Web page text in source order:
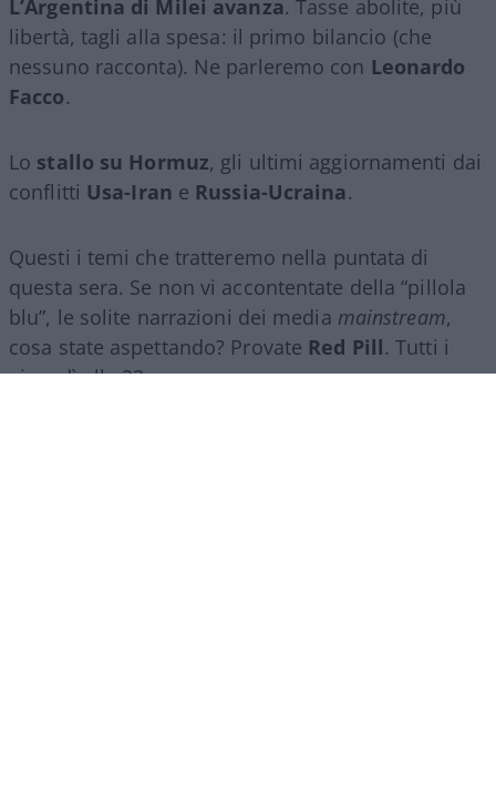
L’Argentina di Milei avanza. Tasse abolite, più
libertà, tagli alla spesa: il primo bilancio (che
nessuno racconta). Ne parleremo con Leonardo
Facco.
Lo stallo su Hormuz, gli ultimi aggiornamenti dai
conflitti Usa-Iran e Russia-Ucraina.
Questi i temi che tratteremo nella puntata di
questa sera. Se non vi accontentate della “pillola
blu”, le solite narrazioni dei media mainstream,
cosa state aspettando? Provate Red Pill. Tutti i
giovedì alle 23